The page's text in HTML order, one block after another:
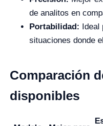
de analitos en
Portabilidad: Ideal
situaciones donde
Comparación
disponibles